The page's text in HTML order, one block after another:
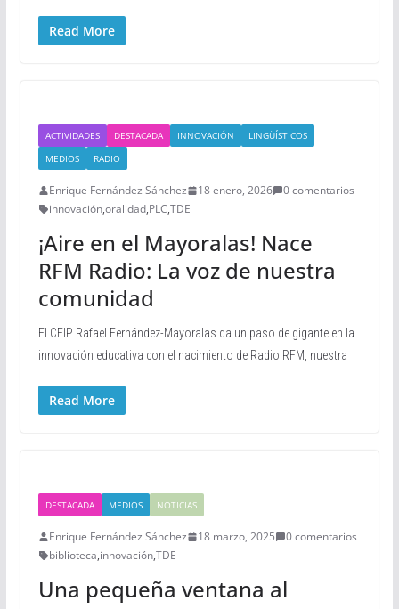
Read More
ACTIVIDADES DESTACADA INNOVACIÓN
LINGÜÍSTICOS
MEDIOS
RADIO
Enrique Fernández Sánchez 18 enero, 2026
0 comentarios
innovación,oralidad,PLC,TDE
¡Aire en el Mayoralas! Nace
RFM Radio: La voz de nuestra
comunidad
El CEIP Rafael Fernández-Mayoralas da un paso de gigante en la
innovación educativa con el nacimiento de Radio RFM, nuestra
Read More
DESTACADA MEDIOS NOTICIAS
Enrique Fernández Sánchez 18 marzo, 2025
0 comentarios
biblioteca,innovación,TDE
Una pequeña ventana al